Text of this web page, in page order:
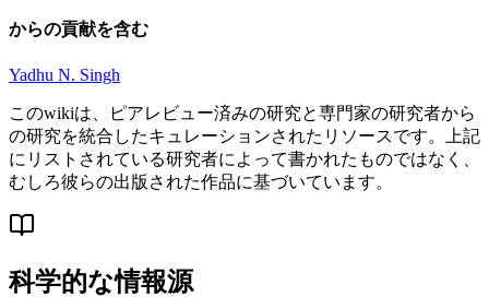
からの貢献を含む
Yadhu N. Singh
このwikiは、ピアレビュー済みの研究と専門家の研究者から
の研究を統合したキュレーションされたリソースです。上記
にリストされている研究者によって書かれたものではなく、
むしろ彼らの出版された作品に基づいています。
科学的な情報源